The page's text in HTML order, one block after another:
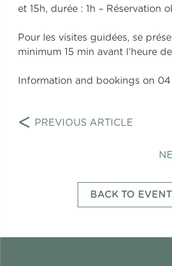
et 15h, durée : 1h – Réservation
Pour les visites guidées, se
minimum 15 min avant l’heure
Information and bookings on 04
< PREVIOUS ARTICLE
BACK TO